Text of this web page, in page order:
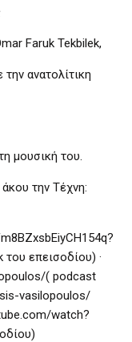
Faruk Tekbilek,
ανατολίτικη
μουσική του.
την Τέχνη:
επεισοδίου) ·
( podcast
vasilopoulos/
watch?